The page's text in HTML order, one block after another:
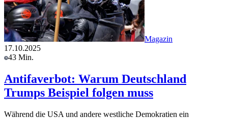
Magazin
17.10.2025
43 Min.
Antifaverbot: Warum Deutschland
Trumps Beispiel folgen muss
Während die USA und andere westliche Demokratien ein